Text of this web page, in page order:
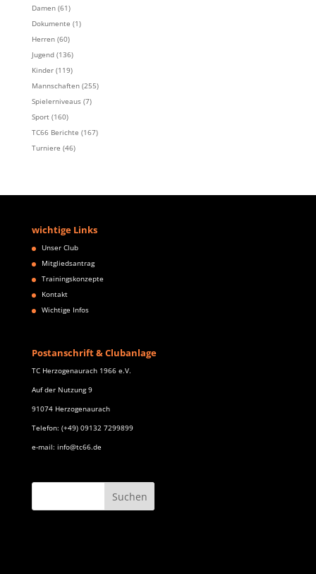
Damen(61)
Dokumente (1)
Herren(60)
Jugend(136)
Kinder(119)
Mannschaften(255)
Spielerniveaus(7)
Sport(160)
TC66 Berichte (167)
Turniere (46)
wichtige Links
Unser Club
Mitgliedsantrag
Trainingskonzepte
Kontakt
Wichtige Infos
Postanschrift & Clubanlage
TC Herzogenaurach 1966 e.V.
Auf der Nutzung 9
91074 Herzogenaurach
Telefon: (+49) 09132 7299899
e-mail: info@tc66.de